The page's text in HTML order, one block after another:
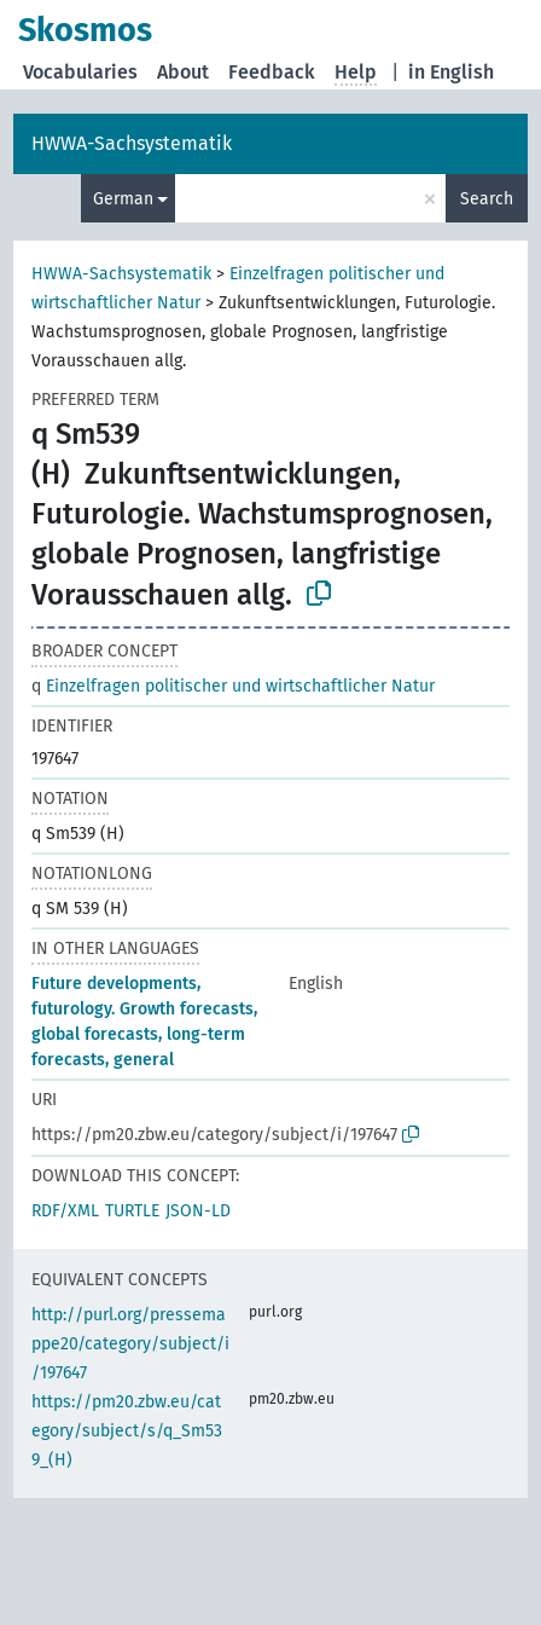
Skosmos
in English
Vocabularies About Feedback Help
HWWA-Sachsystematik
German × Search
HWWA-Sachsystematik > Einzelfragen politischer und
wirtschaftlicher Natur>Zukunftsentwicklungen, Futurologie.
Wachstumsprognosen, globale Prognosen, langfristige
Vorausschauen allg.
PREFERRED TERM
q Sm539
(H) Zukunftsentwicklungen,
Futurologie. Wachstumsprognosen,
globale Prognosen, langfristige
Vorausschauen allg.
BROADER CONCEPT
q Einzelfragen politischer und wirtschaftlicher Natur
IDENTIFIER
197647
NOTATION
q Sm539 (H)
NOTATIONLONG
q SM 539 (H)
IN OTHER LANGUAGES
Future developments,
futurology. Growth forecasts,
global forecasts, long-term
forecasts, general
English
URI
https://pm20.zbw.eu/category/subject/i/197647
DOWNLOAD THIS CONCEPT:
RDF/XML TURTLE JSON-LD
EQUIVALENT CONCEPTS
http://purl.org/pressema
ppe20/category/subject/i
/197647
purl.org
https://pm20.zbw.eu/cat
egory/subject/s/q_Sm53
9_(H)
pm20.zbw.eu